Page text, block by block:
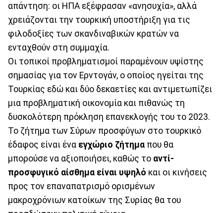
απάντηση: οι ΗΠΑ εξέφρασαν «ανησυχία», αλλά
χρειάζονται την τουρκική υποστήριξη για τις
φιλοδοξίες των σκανδιναβικών κρατών να
ενταχθούν στη συμμαχία.
Οι τοπικοί προβληματισμοί παραμένουν υψίστης
σημασίας για τον Ερντογάν, ο οποίος ηγείται της
Τουρκίας εδώ και δύο δεκαετίες και αντιμετωπίζει
μια προβληματική οικονομία και πιθανώς τη
δυσκολότερη πρόκληση επανεκλογής του το 2023.
Το ζήτημα των Σύρων προσφύγων στο τουρκικό
έδαφος είναι ένα εγχώριο ζήτημα που θα
μπορούσε να αξιοποιήσει, καθώς το αντί-
προσφυγικό αίσθημα είναι υψηλό και οι κινήσεις
προς τον επαναπατρισμό ορισμένων
μακροχρόνιων κατοίκων της Συρίας θα του